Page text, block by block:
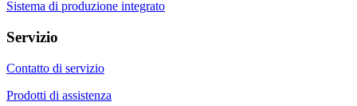
Sistema di produzione integrato
Servizio
Contatto di servizio
Prodotti di assistenza